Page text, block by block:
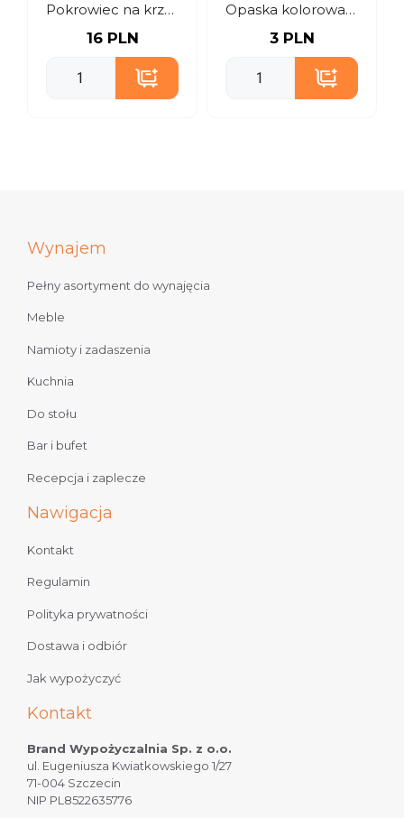
Pokrowiec na krzesło stretch – czarny
16 PLN
Opaska kolorowa na krzesło
3 PLN
Wynajem
Pełny asortyment do wynajęcia
Meble
Namioty i zadaszenia
Kuchnia
Do stołu
Bar i bufet
Recepcja i zaplecze
Nawigacja
Kontakt
Regulamin
Polityka prywatności
Dostawa i odbiór
Jak wypożyczyć
Kontakt
Brand Wypożyczalnia Sp. z o.o.
ul. Eugeniusza Kwiatkowskiego 1/27
71-004 Szczecin
NIP PL8522635776